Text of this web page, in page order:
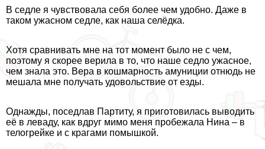
В седле я чувствовала себя более чем удобно. Даже в
таком ужасном седле, как наша селёдка.
Хотя сравнивать мне на тот момент было не с чем,
поэтому я скорее верила в то, что наше седло ужасное,
чем знала это. Вера в кошмарность амуниции отнюдь не
мешала мне получать удовольствие от езды.
Однажды, поседлав Партиту, я приготовилась выводить
её в леваду, как вдруг мимо меня пробежала Нина – в
телогрейке и с крагами помышкой.